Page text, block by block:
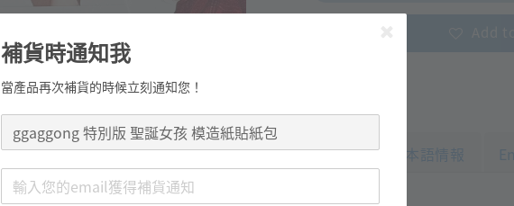
產品資訊 日本語情報
補貨時通知我
當產品再次補貨的時候立刻通知您！